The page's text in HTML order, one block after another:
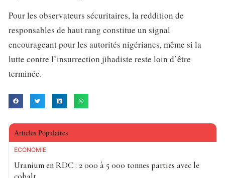
Pour les observateurs sécuritaires, la reddition de
responsables de haut rang constitue un signal
encourageant pour les autorités nigérianes, même si la
lutte contre l’insurrection jihadiste reste loin d’être
terminée.
Articles Populaires
ECONOMIE
Uranium en RDC : 2 000 à 5 000 tonnes parties avec le